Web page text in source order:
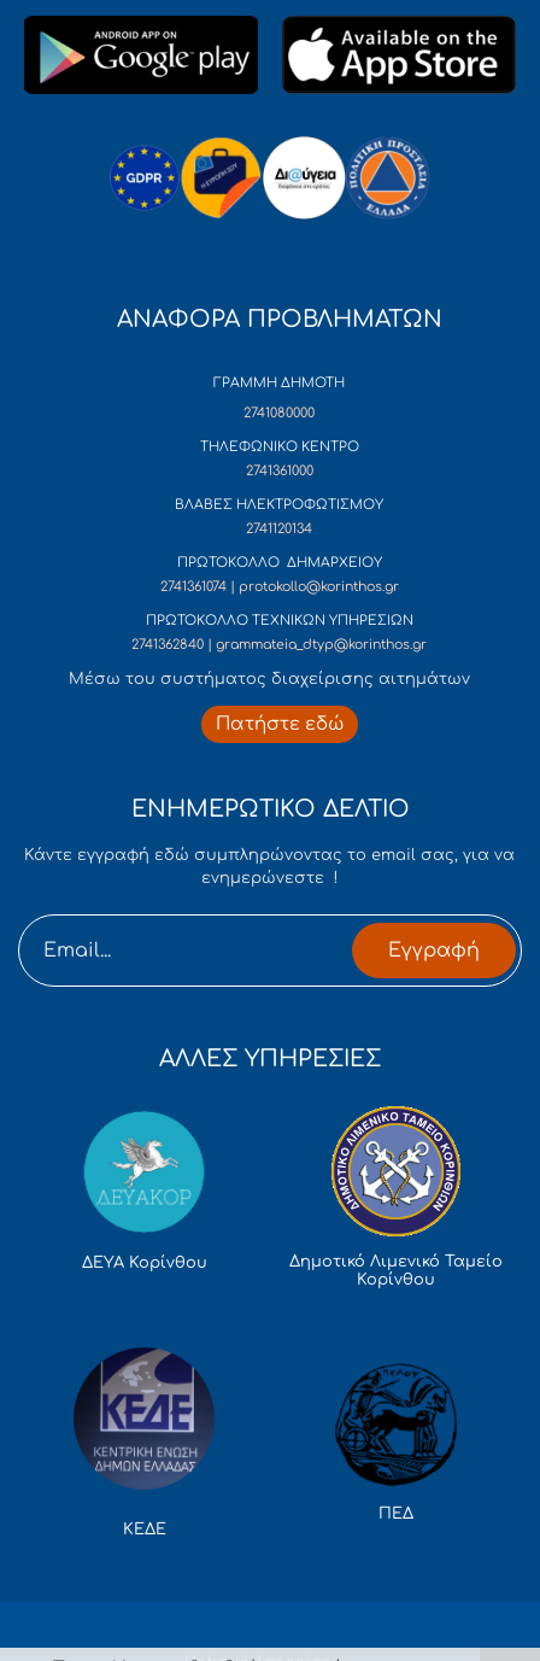
ΑΝΑΦΟΡΑ ΠΡΟΒΛΗΜΑΤΩΝ
ΓΡΑΜΜΗ ΔΗΜΟΤΗ
2741080000
ΤΗΛΕΦΩΝΙΚΟ ΚΕΝΤΡΟ
2741361000
ΒΛΑΒΕΣ ΗΛΕΚΤΡΟΦΩΤΙΣΜΟΥ
2741120134
ΠΡΩΤΟΚΟΛΛΟ ΔΗΜΑΡΧΕΙΟΥ
2741361074 | protokollo@korinthos.gr
ΠΡΩΤΟΚΟΛΛΟ ΤΕΧΝΙΚΩΝ ΥΠΗΡΕΣΙΩΝ
2741362840 | grammateia_dtyp@korinthos.gr
Mέσω του συστήματος διαχείρισης αιτημάτων
Πατήστε εδώ
ΕΝΗΜΕΡΩΤΙΚΟ ΔΕΛΤΙΟ
Κάντε εγγραφή εδώ συμπληρώνοντας το email σας, για να
ενημερώνεστε !
Εγγραφή
ΑΛΛΕΣ ΥΠΗΡΕΣΙΕΣ
ΔΕΥΑ Κορίνθου
Δημοτικό Λιμενικό Ταμείο
Κορίνθου
ΚΕΔΕ
ΠΕΔ